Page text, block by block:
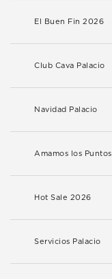
El Buen Fin 2026
Club Cava Palacio
Navidad Palacio
Amamos los Puntos
Hot Sale 2026
Servicios Palacio